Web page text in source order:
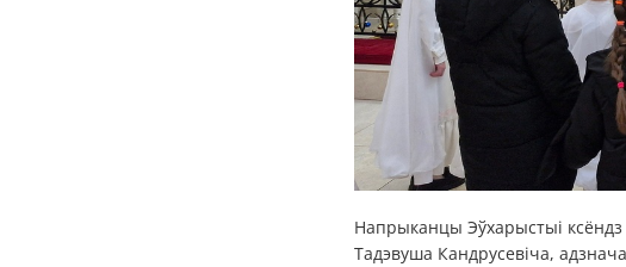
Напрыканцы Эўхарыстыі ксёндз
Тадэвуша Кандрусевіча,